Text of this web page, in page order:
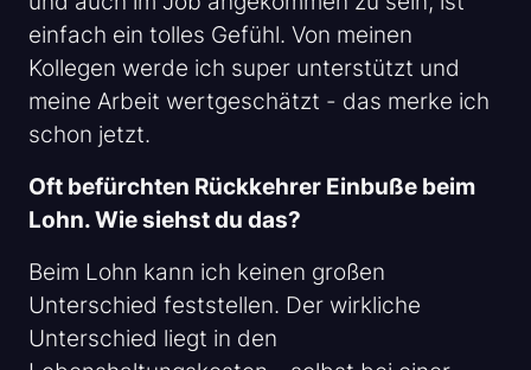
einfach ein tolles Gefühl. Von meinen
Kollegen werde ich super unterstützt und
meine Arbeit wertgeschätzt - das merke ich
schon jetzt.
Oft befürchten Rückkehrer Einbuße beim
Lohn. Wie siehst du das?
Beim Lohn kann ich keinen großen
Unterschied feststellen. Der wirkliche
Unterschied liegt in den